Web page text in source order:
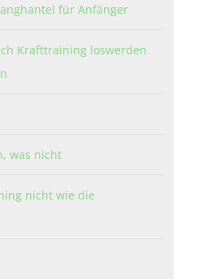
für Anfänger
Krafttraining loswerden
was nicht
nicht wie die